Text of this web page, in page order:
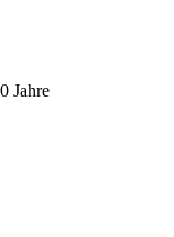
Jahre